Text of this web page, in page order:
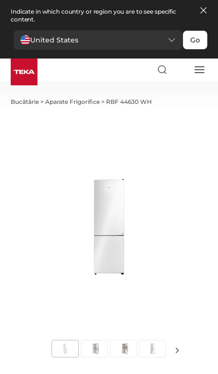
Indicate in which country or region you are to see specific
content.
United States Go
Bucătărie >Aparate Frigorifice > RBF 44630 WH